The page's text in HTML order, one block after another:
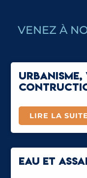
VENEZ À
URBANISME,
LIRE LA SUITE
EAU ET